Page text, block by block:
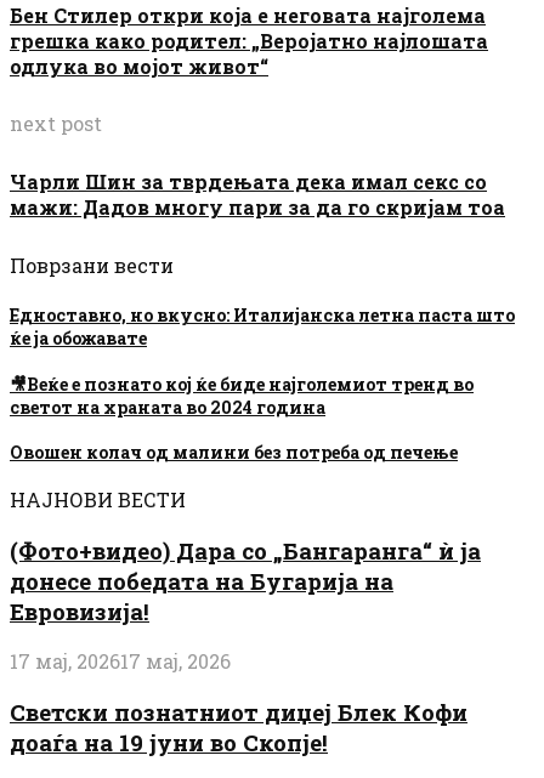
Бен Стилер откри која е неговата најголема
грешка како родител: „Веројатно најлошата
одлука во мојот живот“
next post
Чарли Шин за тврдењата дека имал секс со
мажи: Дадов многу пари за да го скријам тоа
Поврзани вести
Едноставно, но вкусно: Италијанска летна паста што
ќе ја обожавате
🎥Веќе е познато кој ќе биде најголемиот тренд во
светот на храната во 2024 година
Овошен колач од малини без потреба од печење
НАЈНОВИ ВЕСТИ
(Фото+видео) Дара со „Бангаранга“ ѝ ја
донесе победата на Бугарија на
Евровизија!
17 мај, 202617 мај, 2026
Светски познатниот диџеј Блек Кофи
доаѓа на 19 јуни во Скопје!